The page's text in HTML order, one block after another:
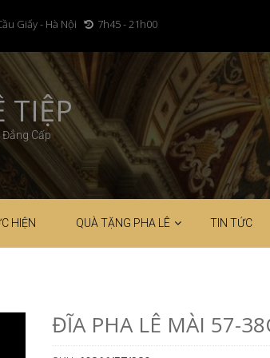
Giấy - Hà Nội 7h45 - 21h00
TIỆP
Cấp
HIỆN QUÀ TẶNG PHA LÊ TIN TỨC
ĐĨA PHA LÊ MÀI 57-